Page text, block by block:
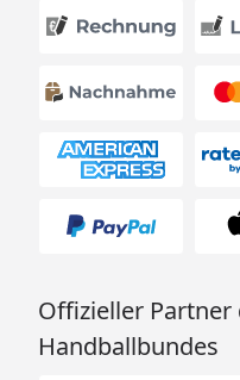
Offizieller Partner
Handballbundes